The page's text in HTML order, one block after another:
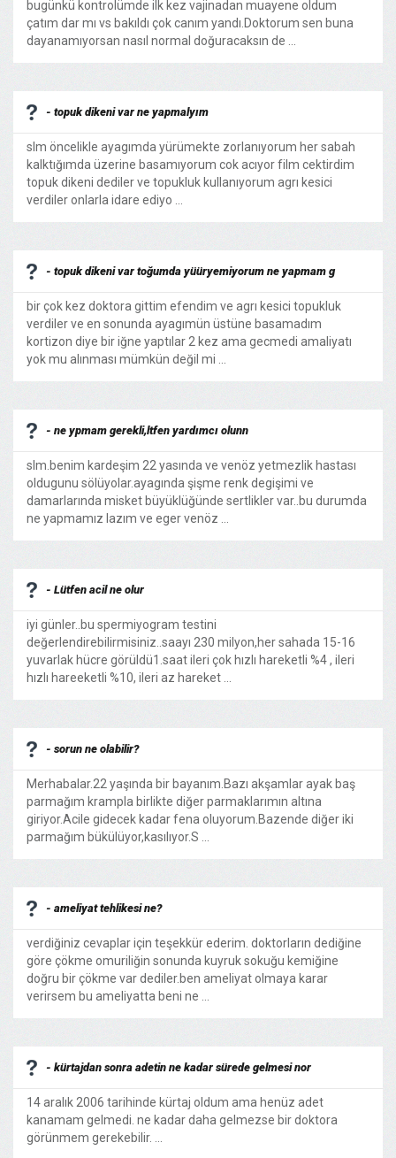
bugünkü kontrolümde ilk kez vajinadan muayene oldum
çatım dar mı vs bakıldı çok canım yandı.Doktorum sen buna
dayanamıyorsan nasıl normal doğuracaksın de ...
- topuk dikeni var ne yapmalyım
slm öncelikle ayagımda yürümekte zorlanıyorum her sabah
kalktığımda üzerine basamıyorum cok acıyor film cektirdim
topuk dikeni dediler ve topukluk kullanıyorum agrı kesici
verdiler onlarla idare ediyo ...
- topuk dikeni var toğumda yüüryemiyorum ne yapmam g
bir çok kez doktora gittim efendim ve agrı kesici topukluk
verdiler ve en sonunda ayagımün üstüne basamadım
kortizon diye bir iğne yaptılar 2 kez ama gecmedi amaliyatı
yok mu alınması mümkün değil mi ...
- ne ypmam gerekli,ltfen yardımcı olunn
slm.benim kardeşim 22 yasında ve venöz yetmezlik hastası
oldugunu sölüyolar.ayagında şişme renk degişimi ve
damarlarında misket büyüklüğünde sertlikler var..bu durumda
ne yapmamız lazım ve eger venöz ...
- Lütfen acil ne olur
iyi günler..bu spermiyogram testini
değerlendirebilirmisiniz..saayı 230 milyon,her sahada 15-16
yuvarlak hücre görüldü1.saat ileri çok hızlı hareketli %4 , ileri
hızlı hareeketli %10, ileri az hareket ...
- sorun ne olabilir?
Merhabalar.22 yaşında bir bayanım.Bazı akşamlar ayak baş
parmağım krampla birlikte diğer parmaklarımın altına
giriyor.Acile gidecek kadar fena oluyorum.Bazende diğer iki
parmağım bükülüyor,kasılıyor.S ...
- ameliyat tehlikesi ne?
verdiğiniz cevaplar için teşekkür ederim. doktorların dediğine
göre çökme omuriliğin sonunda kuyruk sokuğu kemiğine
doğru bir çökme var dediler.ben ameliyat olmaya karar
verirsem bu ameliyatta beni ne ...
- kürtajdan sonra adetin ne kadar sürede gelmesi nor
14 aralık 2006 tarihinde kürtaj oldum ama henüz adet
kanamam gelmedi. ne kadar daha gelmezse bir doktora
görünmem gerekebilir. ...